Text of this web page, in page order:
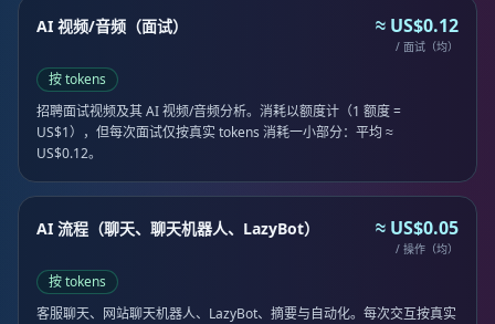
AI 视频/音频（面试） ≈ US$0.12
/ 面试（均）
按 tokens
招聘面试视频及其 AI 视频/音频分析。消耗以额度计（1 额度 =
US$1），但每次面试仅按真实 tokens 消耗一小部分：平均 ≈
US$0.12。
AI 流程（聊天、聊天机器人、LazyBot） ≈ US$0.05
/ 操作（均）
按 tokens
客服聊天、网站聊天机器人、LazyBot、摘要与自动化。每次交互按真实